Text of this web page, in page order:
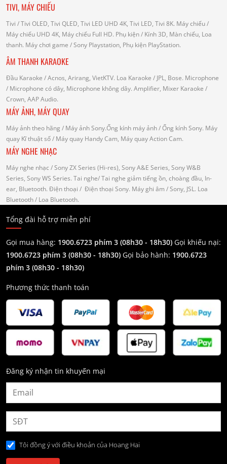
TIVI, MÁY CHIẾU
Tivi / Tivi OLED, Tivi QLED, Tivi LED UHD 4K, Tivi LED, Tivi 8K. Máy chiếu/
Máy chiếu UHD 4K, Máy chiếu Full HD. Phụ kiện/ Kính 3D, Màn chiếu, Loa
thanh. Máy chơi game / Sony Playstation, Phụ kiện PlayStation.
ÂM THANH KARAOKE
Đầu Karaoke / Acnos, Arirang, VietKTV. Loa Karaoke / JPL, Bose. Microphone
/ Microphone có dây, Microphone không dây. Amplifier, Mixer Karaoke /
Crown, AAP Audio.
MÁY ẢNH, MÁY QUAY
Máy ảnh theo hãng / Máy ảnh Sony.Ống kính máy ảnh / Ống kính Sony. Máy
quay Kĩ thuật số/ Máy quay Handy Cam, Máy quay Action Cam.
MÁY NGHE NHẠC
Máy nghe nhạc / Sony ZX Series (Hi-res), Sony A&E Series, Sony W&B
Series, Sony WS Series. Tai nghe/ Tai nghe giảm tiếng ồn, choàng đầu, In-
ear, Bluetooth. Điện thoại / Điện thoại Sony. Máy ghi âm / Sony, JSL. Loa
Bluetooth/ Loa Bluetooth.
Tổng đài hỗ trợ miễn phí
Gọi mua hàng: 1900.6723 phím 3 (08h30 - 18h30) Gọi khiếu nại:
1900.6723 phím 3 (08h30 - 18h30) Gọi bảo hành: 1900.6723
phím 3 (08h30 - 18h30)
Phương thức thanh toán
Đăng ký nhận tin khuyến mại
Tôi đồng ý với điều khoản của Hoang Hai